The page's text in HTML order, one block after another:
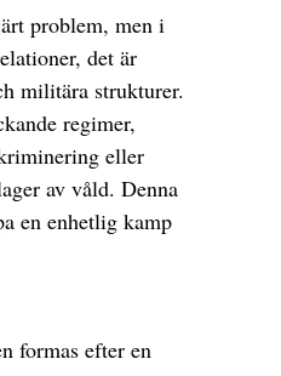
problem, men i
det är
militära strukturer.
regimer,
eller
av våld. Denna
en enhetlig kamp
formas efter en